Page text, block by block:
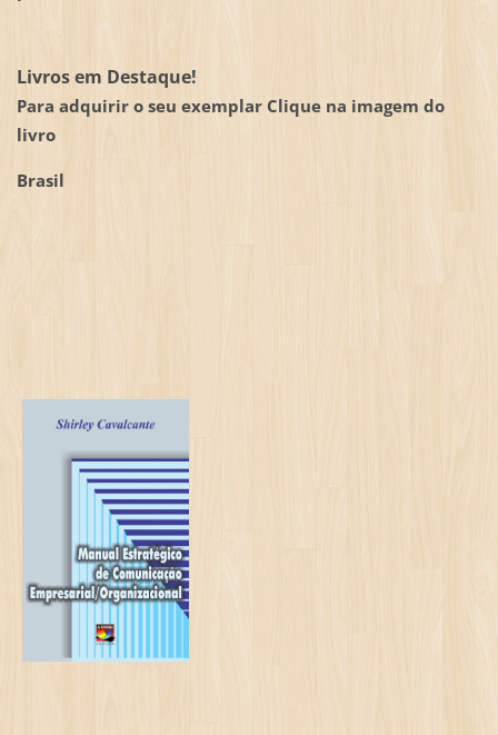
Livros em Destaque!
Para adquirir o seu exemplar Clique na imagem do
livro
Brasil